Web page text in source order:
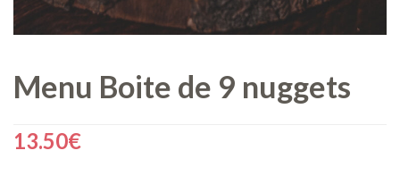
Menu Boite de 9 nuggets
13.50€